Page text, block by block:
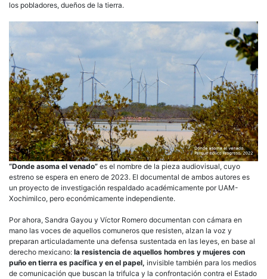
los pobladores, dueños de la tierra.
“Donde asoma el venado” es el nombre de la pieza audiovisual, cuyo
estreno se espera en enero de 2023. El documental de ambos autores es
un proyecto de investigación respaldado académicamente por UAM-
Xochimilco, pero económicamente independiente.
Por ahora, Sandra Gayou y Víctor Romero documentan con cámara en
mano las voces de aquellos comuneros que resisten, alzan la voz y
preparan articuladamente una defensa sustentada en las leyes, en base al
derecho mexicano: la resistencia de aquellos hombres y mujeres con
puño en tierra es pacífica y en el papel, invisible también para los medios
de comunicación que buscan la trifulca y la confrontación contra el Estado